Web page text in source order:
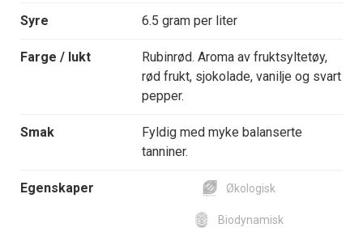
Syre 6.5 gram per liter
Farge / lukt
Rubinrød. Aroma av fruktsyltetøy,
rød frukt, sjokolade, vanilje og svart
pepper.
Smak
Fyldig med myke balanserte
tanniner.
Egenskaper Økologisk
Biodynamisk